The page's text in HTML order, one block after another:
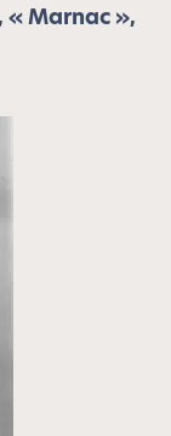
Marnac »,